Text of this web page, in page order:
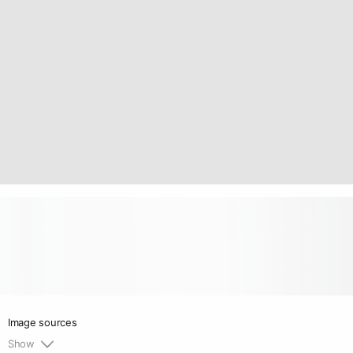
Image sources
Show